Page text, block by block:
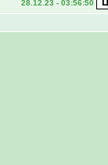
28.12.23 - 03:56:50